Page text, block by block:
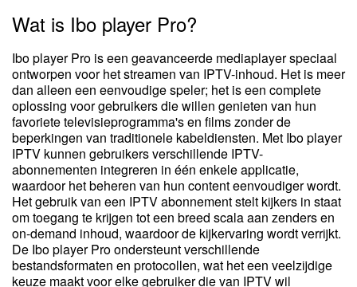
Wat is Ibo player Pro?
Ibo player Pro is een geavanceerde mediaplayer speciaal
ontworpen voor het streamen van IPTV-inhoud. Het is meer
dan alleen een eenvoudige speler; het is een complete
oplossing voor gebruikers die willen genieten van hun
favoriete televisieprogramma's en films zonder de
beperkingen van traditionele kabeldiensten. Met Ibo player
IPTV kunnen gebruikers verschillende IPTV-
abonnementen integreren in één enkele applicatie,
waardoor het beheren van hun content eenvoudiger wordt.
Het gebruik van een IPTV abonnement stelt kijkers in staat
om toegang te krijgen tot een breed scala aan zenders en
on-demand inhoud, waardoor de kijkervaring wordt verrijkt.
De Ibo player Pro ondersteunt verschillende
bestandsformaten en protocollen, wat het een veelzijdige
keuze maakt voor elke gebruiker die van IPTV wil